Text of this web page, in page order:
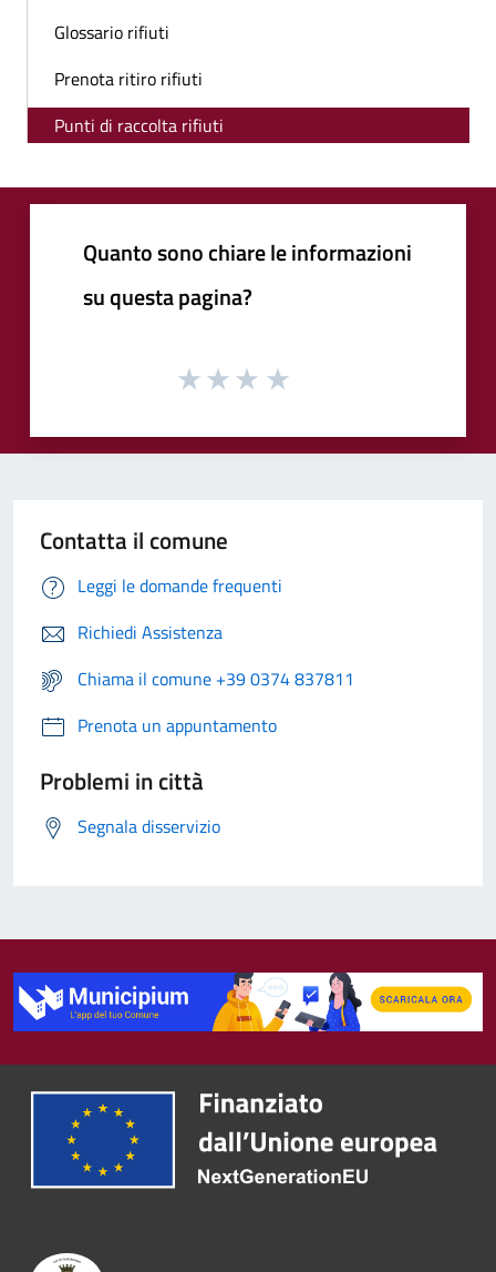
Glossario rifiuti
Prenota ritiro rifiuti
Punti di raccolta rifiuti
Quanto sono chiare le informazioni
su questa pagina?
Contatta il comune
Leggi le domande frequenti
Richiedi Assistenza
Chiama il comune +39 0374 837811
Prenota un appuntamento
Problemi in città
Segnala disservizio